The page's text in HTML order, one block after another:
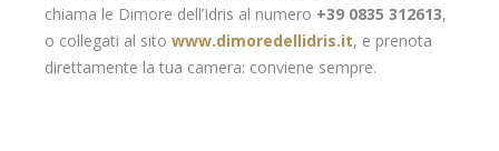
chiama le Dimore dell’Idris al numero +39 0835 312613,
o collegati al sito www.dimoredellidris.it, e prenota
direttamente la tua camera: conviene sempre.